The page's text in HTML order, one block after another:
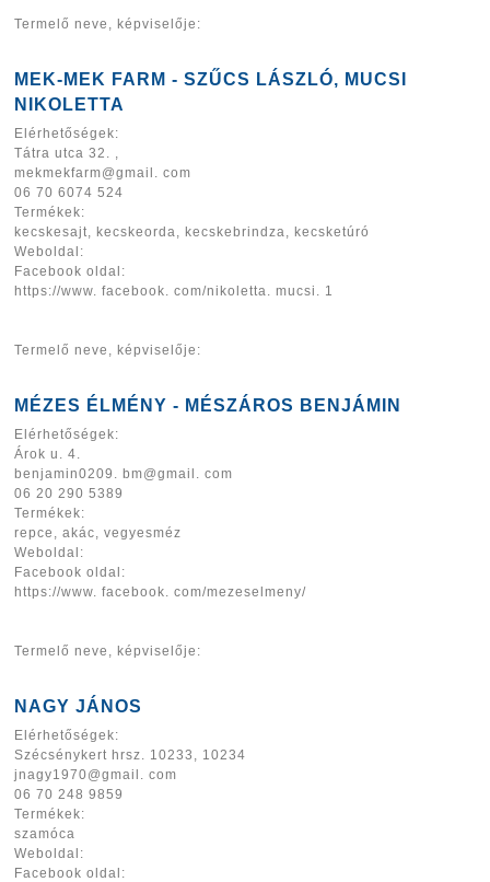
Termelő neve, képviselője:
MEK-MEK FARM - SZŰCS LÁSZLÓ, MUCSI
NIKOLETTA
Elérhetőségek:
Tátra utca 32. ,
mekmekfarm@gmail. com
06 70 6074 524
Termékek:
kecskesajt, kecskeorda, kecskebrindza, kecsketúró
Weboldal:
Facebook oldal:
https://www. facebook. com/nikoletta. mucsi. 1
Termelő neve, képviselője:
MÉZES ÉLMÉNY - MÉSZÁROS BENJÁMIN
Elérhetőségek:
Árok u. 4.
benjamin0209. bm@gmail. com
06 20 290 5389
Termékek:
repce, akác, vegyesméz
Weboldal:
Facebook oldal:
https://www. facebook. com/mezeselmeny/
Termelő neve, képviselője:
NAGY JÁNOS
Elérhetőségek:
Szécsénykert hrsz. 10233, 10234
jnagy1970@gmail. com
06 70 248 9859
Termékek:
szamóca
Weboldal:
Facebook oldal: